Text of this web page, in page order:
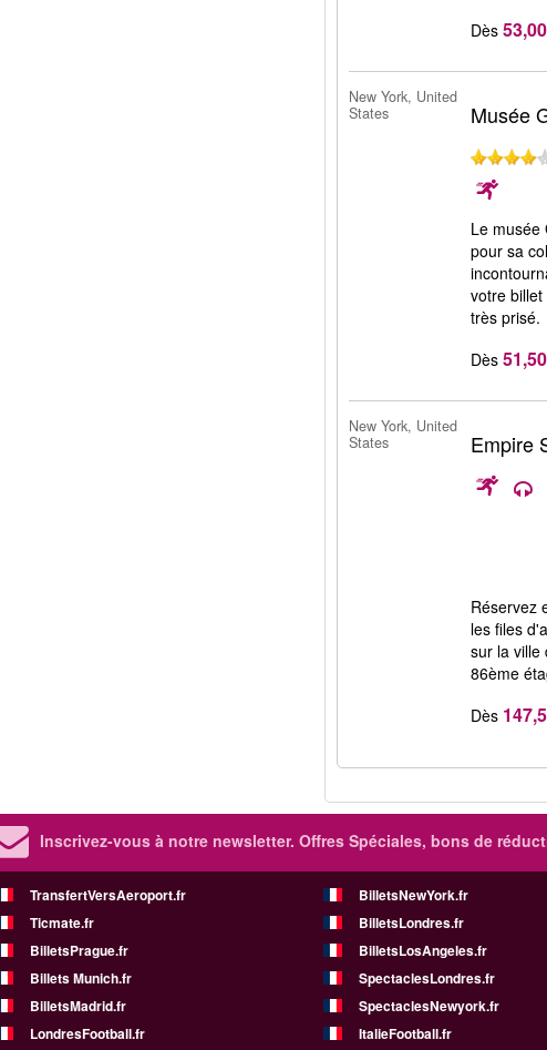
Dès
New York, United
States
Musée
Le musée
pour sa
votre
très prisé.
Dès
New York, United
States
Empire
Réservez
les files
sur la ville
86ème
Dès
Inscrivez-vous à notre newsletter. Offres Spéciales, bons de
TransfertVersAeroport.fr BilletsNewYork.fr
Ticmate.fr
BilletsLondres.fr
BilletsPrague.fr
BilletsLosAngeles.fr
Billets Munich.fr
SpectaclesLondres.fr
BilletsMadrid.fr
SpectaclesNewyork.fr
LondresFootball.fr
ItalieFootball.fr